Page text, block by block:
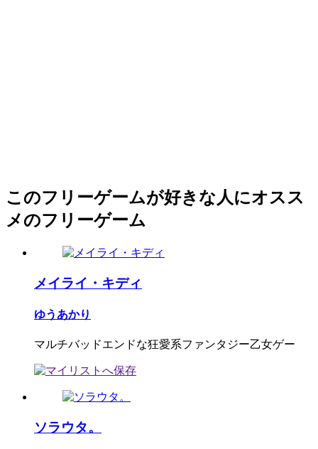
このフリーゲームが好きな人にオスス
メのフリーゲーム
メイライ・キディ
ゆうあかり
マルチバッドエンドな狂愛系ファンタジー乙女ゲー
ソラウタ。